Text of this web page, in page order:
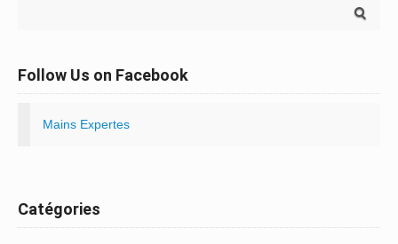
Follow Us on Facebook
Mains Expertes
Catégories